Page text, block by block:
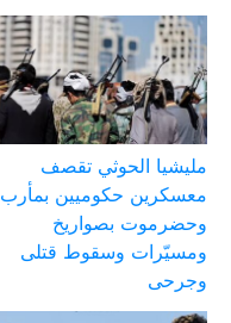
مليشيا الحوثي تقصف
معسكرين حكوميين بمأرب
وحضرموت بصواريخ
ومسيّرات وسقوط قتلى
وجرحى